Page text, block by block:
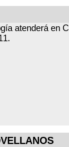
atenderá en